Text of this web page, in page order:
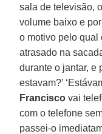
sala de televisão,
volume baixo e
o motivo pelo qual
atrasado na
durante o jantar, e
estavam?’
Franciscovai
com o telefone
passei-o